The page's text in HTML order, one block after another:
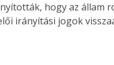
hogy az állam
irányítási jogok